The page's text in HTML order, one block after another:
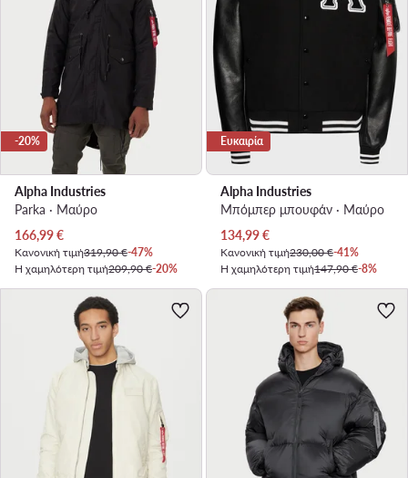
-20%
Alpha Industries
Parka · Μαύρο
Τρέχουσα τιμή
166,99€
Κανονική τιμή319,90 €-47%
Η χαμηλότερη τιμή209,90 €-20%
Ευκαιρία
Alpha Industries
Μπόμπερ μπουφάν · Μαύρο
Τρέχουσα τιμή
134,99€
Κανονική τιμή230,00 €-41%
Η χαμηλότερη τιμή147,90 €-8%